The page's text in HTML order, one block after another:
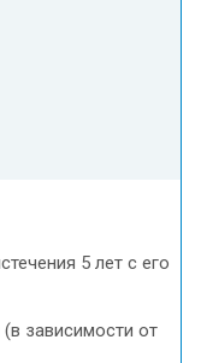
5 лет с его
зависимости от